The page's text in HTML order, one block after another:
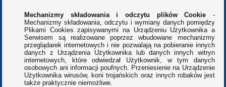
Mechanizmy składowania i odczytu plików Cookie -
Mechanizmy składowania, odczytu i wymiany danych pomiędzy
Plikami Cookies zapisywanymi na Urządzeniu Użytkownika a
Serwisem są realizowane poprzez wbudowane mechanizmy
przeglądarek internetowych i nie pozwalają na pobieranie innych
danych z Urządzenia Użytkownika lub danych innych witryn
internetowych, które odwiedzał Użytkownik, w tym danych
osobowych ani informacji poufnych. Przeniesienie na Urządzenie
Użytkownika wirusów, koni trojańskich oraz innych robaków jest
także praktycznie niemożliwe.